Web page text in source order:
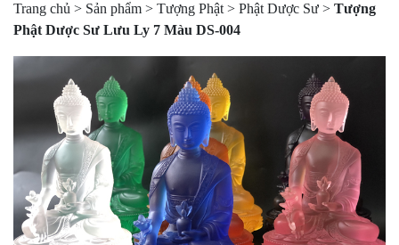
Trang chủ > Sản phẩm > Tượng Phật > Phật Dược Sư > Tượng
Phật Dược Sư Lưu Ly 7 Màu DS-004